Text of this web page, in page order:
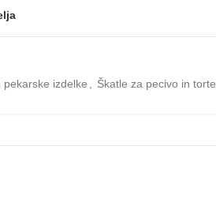
pekarske izdelke Škatle za pecivo in torte